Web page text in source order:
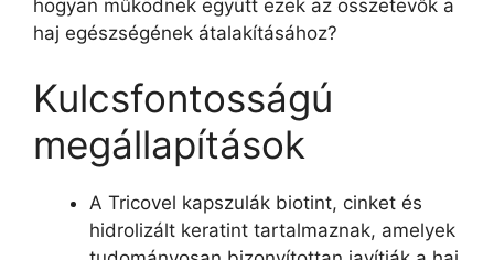
hogyan működnek együtt ezek az összetevők a
haj egészségének átalakításához?
Kulcsfontosságú
megállapítások
A Tricovel kapszulák biotint, cinket és
hidrolizált keratint tartalmaznak, amelyek